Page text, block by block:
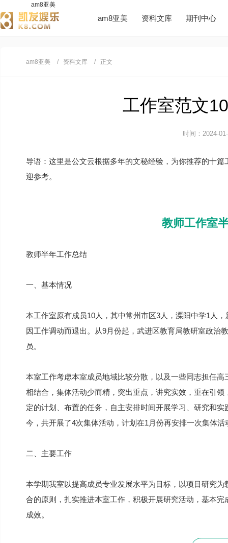
am8亚美
am8亚美 资料文库 期刊中心
am8亚美 资料文库 正文
工作室范文
时间：2024-
导语：这里是公文云根据多年的文秘经验，为你推荐的十
迎参考。
教师工作室
教师半年工作总结
一、基本情况
本工作室原有成员10人，其中常州市区3人，溧阳中学1人
因工作调动而退出。从9月份起，武进区教育局教研室政治
员。
本室工作考虑本室成员地域比较分散，以及一些同志担任
相结合，集体活动少而精，突出重点，讲究实效，重在引
定的计划、布置的任务，自主安排时间开展学习、研究和
今，共开展了4次集体活动，计划在1月份再安排一次集体
二、主要工作
本学期我室以提高成员专业发展水平为目标，以项目研究
合的原则，扎实推进本室工作，积极开展研究活动，基本
成效。